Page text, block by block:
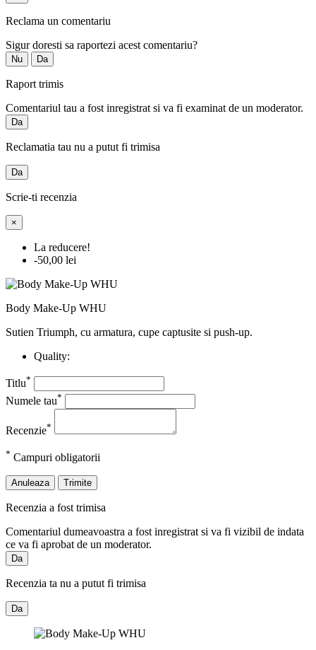
Reclama un comentariu
Sigur doresti sa raportezi acest comentariu?
Nu Da
Raport trimis
Comentariul tau a fost inregistrat si va fi examinat de un moderator.
Da
Reclamatia tau nu a putut fi trimisa
Da
Scrie-ti recenzia
×
La reducere!
-50,00 lei
Body Make-Up WHU
Sutien Triumph, cu armatura, cupe captusite si push-up.
Quality:
Titlu*
Numele tau*
Recenzie*
* Campuri obligatorii
Anuleaza Trimite
Recenzia a fost trimisa
Comentariul dumeavoastra a fost inregistrat si va fi vizibil de indata
ce va fi aprobat de un moderator.
Da
Recenzia ta nu a putut fi trimisa
Da